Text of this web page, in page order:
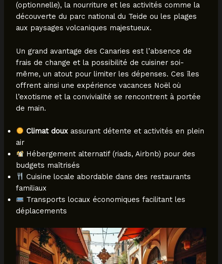
(optionnelle), la nourriture et les activités comme la
découverte du parc national du Teide ou les plages
aux paysages volcaniques majestueux.
Un grand avantage des Canaries est l’absence de
frais de change et la possibilité de cuisiner soi-
même, un atout pour limiter les dépenses. Ces îles
offrent ainsi une expérience vacances Noël où
l’exotisme et la convivialité se rencontrent à portée
de main.
Climat doux assurant détente et activités en plein
air
Hébergement alternatif (riads, Airbnb) pour des
budgets maîtrisés
Cuisine locale abordable dans des restaurants
familiaux
Transports locaux économiques facilitant les
déplacements